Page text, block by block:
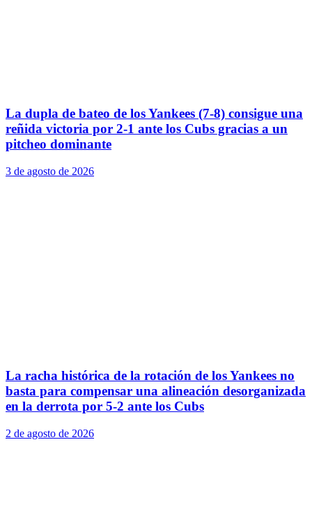
La dupla de bateo de los Yankees (7-8) consigue una
reñida victoria por 2-1 ante los Cubs gracias a un
pitcheo dominante
3 de agosto de 2026
La racha histórica de la rotación de los Yankees no
basta para compensar una alineación desorganizada
en la derrota por 5-2 ante los Cubs
2 de agosto de 2026